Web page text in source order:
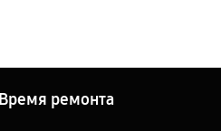
ремонта